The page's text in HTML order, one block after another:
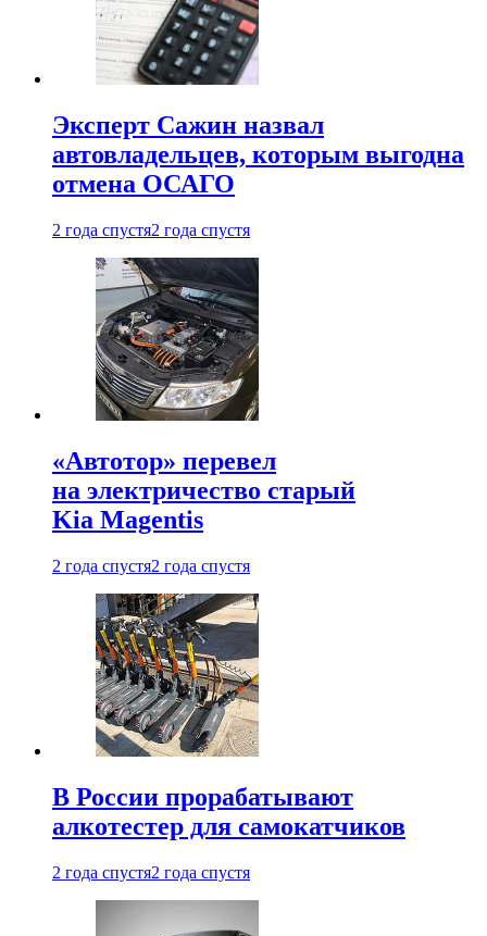
Эксперт Сажин назвал
автовладельцев, которым выгодна
отмена ОСАГО
2 года спустя2 года спустя
«Автотор» перевел
на электричество старый
Kia Magentis
2 года спустя2 года спустя
В России прорабатывают
алкотестер для самокатчиков
2 года спустя2 года спустя